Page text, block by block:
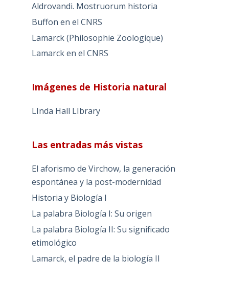
Aldrovandi. Mostruorum historia
Buffon en el CNRS
Lamarck (Philosophie Zoologique)
Lamarck en el CNRS
Imágenes de Historia natural
LInda Hall LIbrary
Las entradas más vistas
El aforismo de Virchow, la generación
espontánea y la post-modernidad
Historia y Biología I
La palabra Biología I: Su origen
La palabra Biología II: Su significado
etimológico
Lamarck, el padre de la biología II